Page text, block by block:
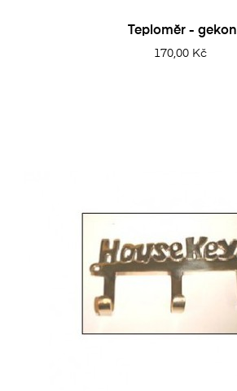
Teploměr - gekon
170,00 Kč